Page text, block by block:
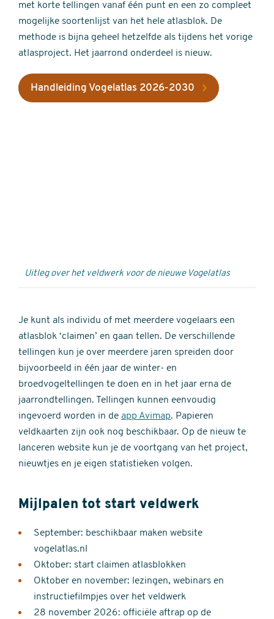
met korte tellingen vanaf één punt en een zo compleet
mogelijke soortenlijst van het hele atlasblok. De
methode is bijna geheel hetzelfde als tijdens het vorige
atlasproject. Het jaarrond onderdeel is nieuw.
Handleiding Vogelatlas 2026-2030
Uitleg over het veldwerk voor de nieuwe Vogelatlas
Je kunt als individu of met meerdere vogelaars een
atlasblok ‘claimen’ en gaan tellen. De verschillende
tellingen kun je over meerdere jaren spreiden door
bijvoorbeeld in één jaar de winter- en
broedvogeltellingen te doen en in het jaar erna de
jaarrondtellingen. Tellingen kunnen eenvoudig
ingevoerd worden in de app Avimap. Papieren
veldkaarten zijn ook nog beschikbaar. Op de nieuw te
lanceren website kun je de voortgang van het project,
nieuwtjes en je eigen statistieken volgen.
Mijlpalen tot start veldwerk
September: beschikbaar maken website
vogelatlas.nl
Oktober: start claimen atlasblokken
Oktober en november: lezingen, webinars en
instructiefilmpjes over het veldwerk
28 november 2026: officiële aftrap op de